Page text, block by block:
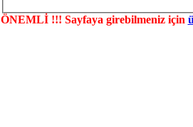
ÖNEMLİ !!! Sayfaya girebilmeniz için